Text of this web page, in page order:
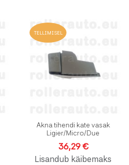
Lisa soovinimekirja
Lisa võrdlusesse
TELLIMISEL
Akna tihendi kate vasak
Ligier/Micro/Due
36,29 €
Lisandub käibemaks